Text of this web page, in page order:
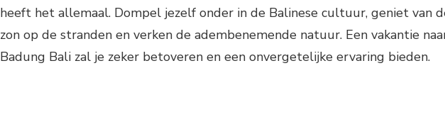
heeft het allemaal. Dompel jezelf onder in de Balinese cultuur, geniet van
zon op de stranden en verken de adembenemende natuur. Een vakantie
Badung Bali zal je zeker betoveren en een onvergetelijke ervaring bieden.